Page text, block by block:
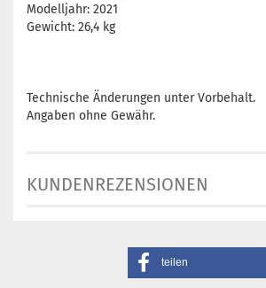
Modelljahr: 2021
Gewicht: 26,4 kg
Technische Änderungen unter Vorbehalt.
Angaben ohne Gewähr.
KUNDENREZENSIONEN
teilen